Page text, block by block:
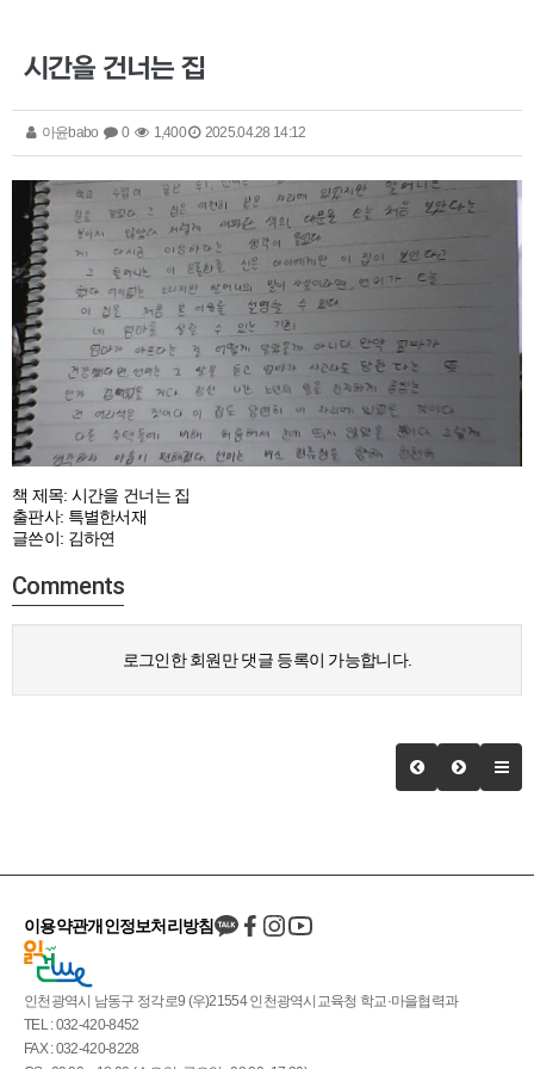
시간을 건너는 집
아윤babo 0 1,400 2025.04.28 14:12
책 제목: 시간을 건너는 집
출판사: 특별한서재
글쓴이: 김하연
Comments
로그인한 회원만 댓글 등록이 가능합니다.
인천광역시 남동구 정각로9 (우)21554 인천광역시교육청 학교·마을협력과
TEL : 032-420-8452
FAX : 032-420-8228
이용약관개인정보처리방침